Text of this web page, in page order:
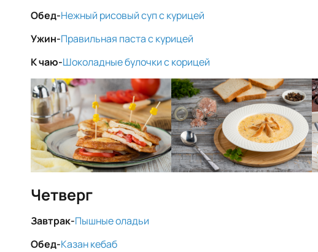
Обед-Нежный рисовый суп с курицей
Ужин-Правильная паста с курицей
К чаю-Шоколадные булочки с корицей
Четверг
Завтрак-Пышные оладьи
Обед-Казан кебаб